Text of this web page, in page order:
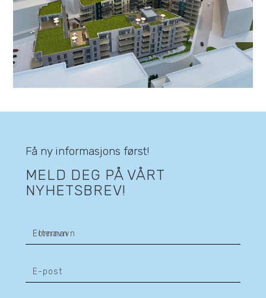
Få ny informasjons først!
MELD DEG PÅ VÅRT
NYHETSBREV!